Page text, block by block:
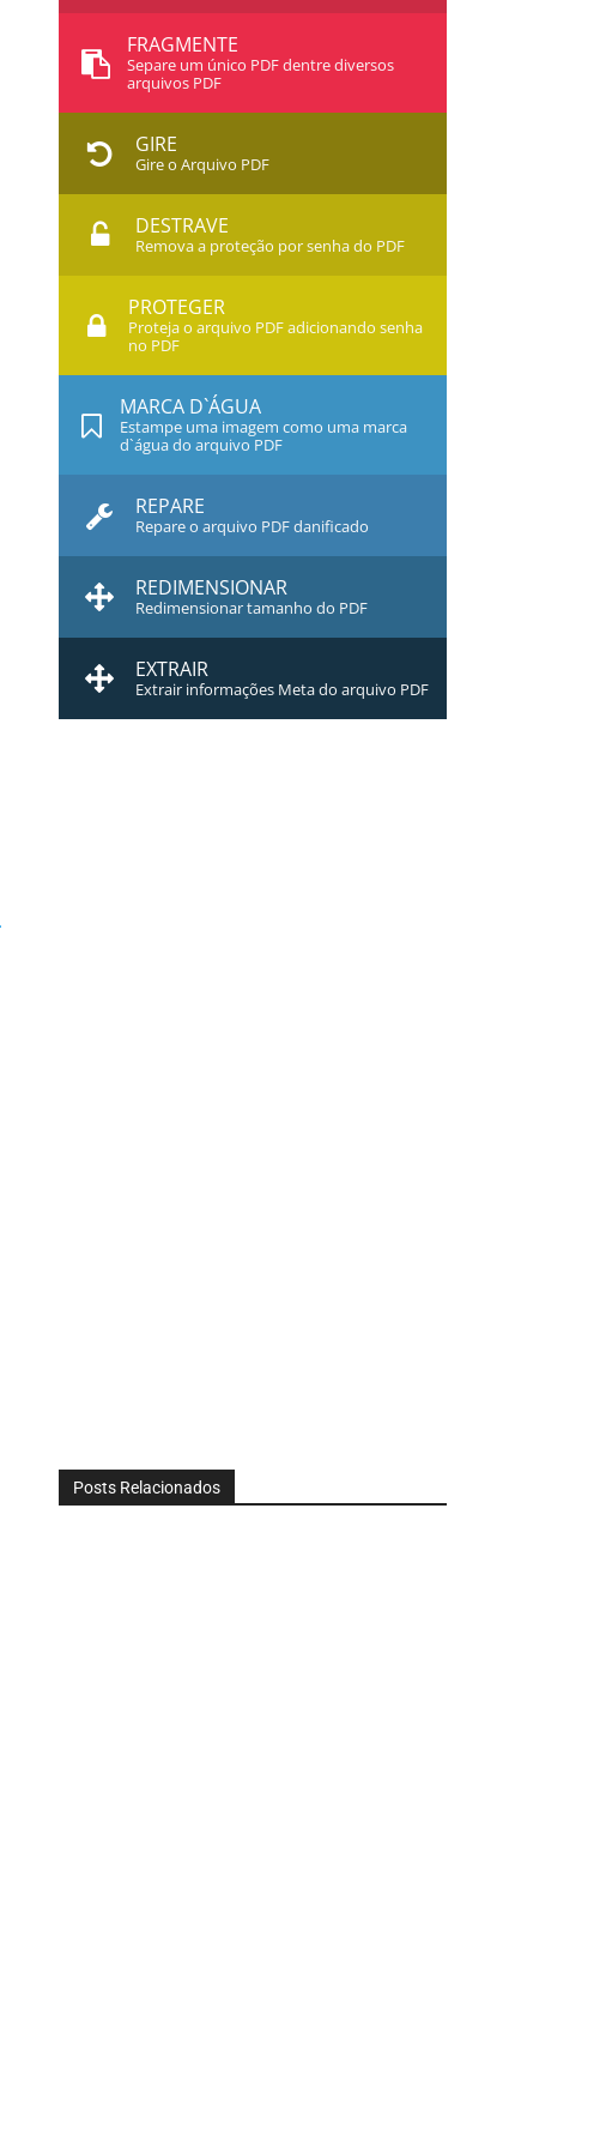
FRAGMENTE
Separe um único PDF dentre diversos
arquivos PDF
GIRE
Gire o Arquivo PDF
DESTRAVE
Remova a proteção por senha do PDF
PROTEGER
Proteja o arquivo PDF adicionando senha
no PDF
MARCA D`ÁGUA
Estampe uma imagem como uma marca
d`água do arquivo PDF
REPARE
Repare o arquivo PDF danificado
REDIMENSIONAR
Redimensionar tamanho do PDF
EXTRAIR
Extrair informações Meta do arquivo PDF
Posts Relacionados